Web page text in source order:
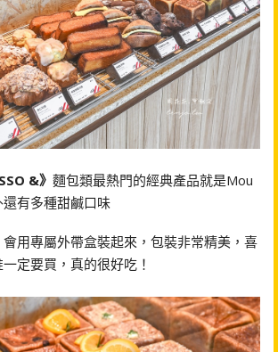
&》 麵包類最熱門的經典產品就是Mou
有多種甜鹹口味
用專屬外帶盒裝起來，包裝非常精美，喜
定要買，真的很好吃！